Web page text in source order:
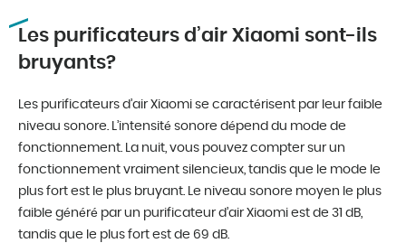
Les purificateurs d’air Xiaomi sont-ils
bruyants?
Les purificateurs d’air Xiaomi se caractérisent par leur faible
niveau sonore. L’intensité sonore dépend du mode de
fonctionnement. La nuit, vous pouvez compter sur un
fonctionnement vraiment silencieux, tandis que le mode le
plus fort est le plus bruyant. Le niveau sonore moyen le plus
faible généré par un purificateur d’air Xiaomi est de 31 dB,
tandis que le plus fort est de 69 dB.